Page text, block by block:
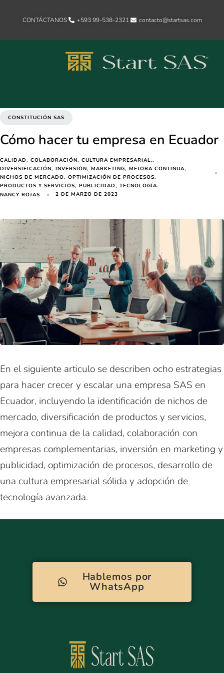
CONTÁCTANOS +593 99-538-2321‬ contacto@startsas.com
CONSTITUCIÓN SAS
Cómo hacer tu empresa en Ecuador
CALIDAD COLABORACIÓN
CULTURA EMPRESARIAL.
DIVERSIFICACIÓN
INVERSIÓN MARKETING
MEJORA CONTINUA
NICHOS DE MERCADO
OPTIMIZACIÓN DE PROCESOS
PRODUCTOS Y SERVICIOS
PUBLICIDAD
TECNOLOGÍA.
NANCY ROJAS
2 DE MARZO DE 2023
En el siguiente articulo se describen ocho estrategias
para hacer crecer y escalar una empresa SAS en
Ecuador, incluyendo la identificación de nichos de
mercado, diversificación de productos y servicios,
mejora continua de la calidad, colaboración con
empresas complementarias, inversión en marketing y
publicidad, optimización de procesos, desarrollo de
una cultura empresarial sólida y adopción de
tecnología avanzada.
Hablemos por
WhatsApp